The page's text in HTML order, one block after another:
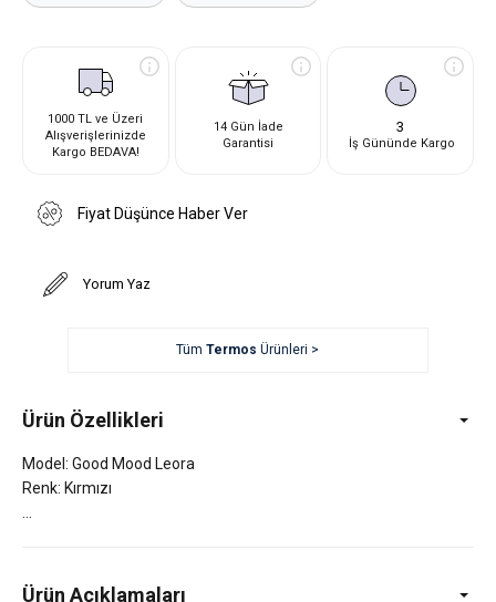
1000 TL ve Üzeri
Alışverişlerinizde
Kargo BEDAVA!
14 Gün İade
Garantisi
3
İş Gününde Kargo
Fiyat Düşünce Haber Ver
Yorum Yaz
TümTermos Ürünleri >
Ürün Özellikleri
Model: Good Mood Leora
Renk: Kırmızı
Ürün Açıklamaları